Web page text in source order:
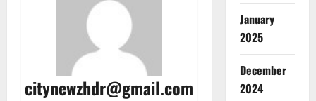
citynewzhdr@gmail.com
January
2025
December
2024